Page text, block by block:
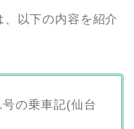
以下の内容を紹介
の乗車記(仙台